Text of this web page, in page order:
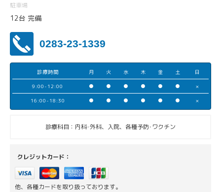
駐車場
12台 完備
0283-23-1339
診療時間 月 火 水 木 金 土 日
9:00-12:00 ● ● ● ● ● ● ×
16:00-18:30 ● ● ● ● ● ● ×
診療科目：内科･外科、入院、各種予防･ワクチン
クレジットカード：
他、各種カードを取り扱っております。